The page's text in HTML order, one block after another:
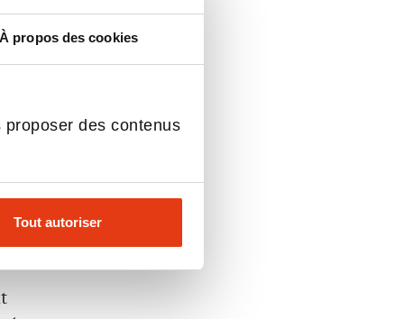
À propos des cookies
des contenus
Tout autoriser